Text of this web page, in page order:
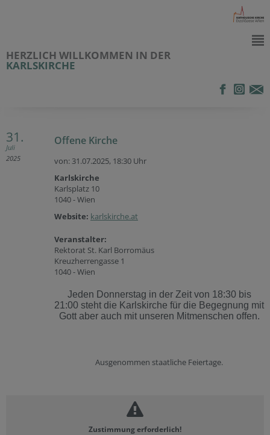
HERZLICH WILLKOMMEN IN DER
KARLSKIRCHE
31.
Juli
2025
Offene Kirche
von: 31.07.2025, 18:30 Uhr
Karlskirche
Karlsplatz 10
1040 - Wien
Website: karlskirche.at
Veranstalter:
Rektorat St. Karl Borromäus
Kreuzherrengasse 1
1040 - Wien
Jeden Donnerstag in der Zeit von 18:30 bis
21:00 steht die Karlskirche für die Begegnung mit
Gott aber auch mit unseren Mitmenschen offen.
Ausgenommen staatliche Feiertage.
Zustimmung erforderlich!